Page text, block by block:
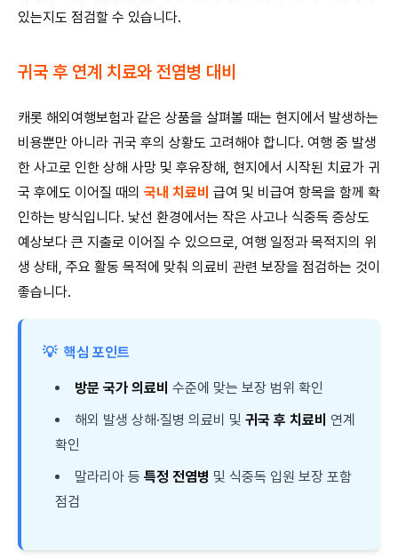
있는지도 점검할 수 있습니다.
귀국 후 연계 치료와 전염병 대비
캐롯 해외여행보험과 같은 상품을 살펴볼 때는 현지에서 발생하는
비용뿐만 아니라 귀국 후의 상황도 고려해야 합니다. 여행 중 발생
한 사고로 인한 상해 사망 및 후유장해, 현지에서 시작된 치료가 귀
국 후에도 이어질 때의 국내 치료비 급여 및 비급여 항목을 함께 확
인하는 방식입니다. 낯선 환경에서는 작은 사고나 식중독 증상도
예상보다 큰 지출로 이어질 수 있으므로, 여행 일정과 목적지의 위
생 상태, 주요 활동 목적에 맞춰 의료비 관련 보장을 점검하는 것이
좋습니다.
💡 핵심 포인트
방문 국가 의료비 수준에 맞는 보장 범위 확인
해외 발생 상해·질병 의료비 및 귀국 후 치료비 연계
확인
말라리아 등 특정 전염병 및 식중독 입원 보장 포함
점검